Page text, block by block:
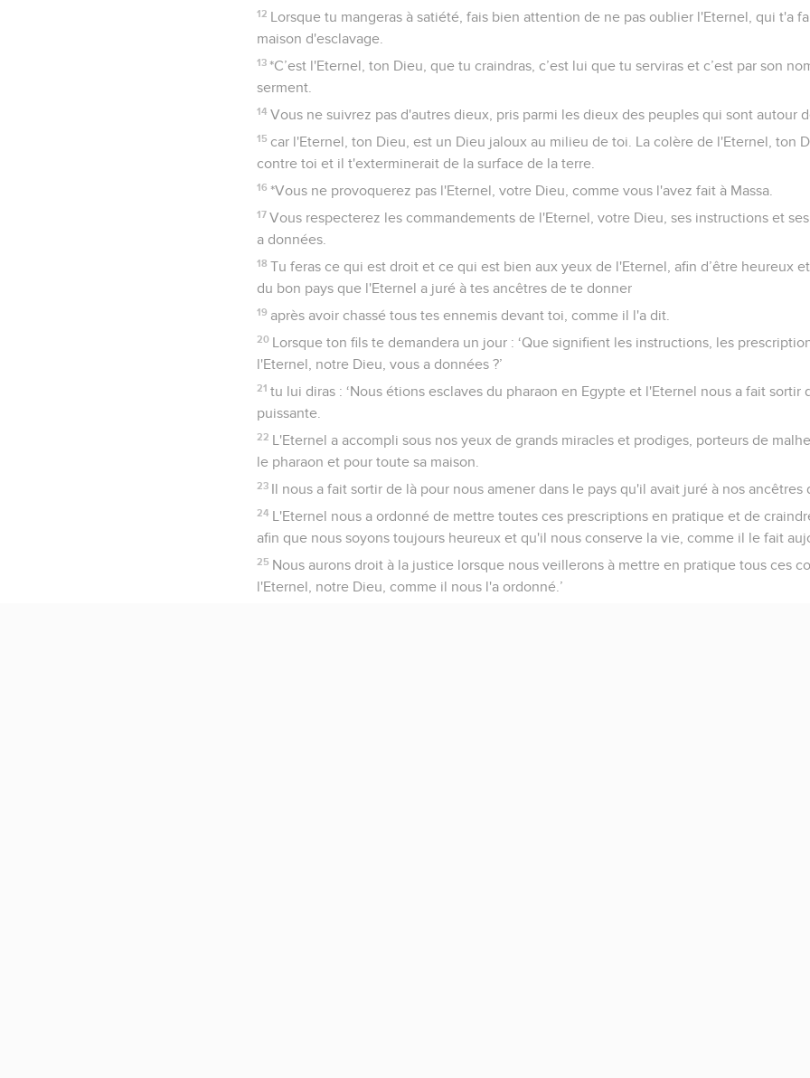
12
Lorsque tu mangeras à satiété, fais bien attention de ne pas oublier l'Eternel, qui t'a
maison d'esclavage.
13 *C’est l'Eternel, ton Dieu, que tu craindras, c’est lui que tu serviras et c’est par son
serment.
14 Vous ne suivrez pas d'autres dieux, pris parmi les dieux des peuples qui sont autour
15 car l'Eternel, ton Dieu, est un Dieu jaloux au milieu de toi. La colère de l'Eternel, ton
contre toi et il t'exterminerait de la surface de la terre.
16 *Vous ne provoquerez pas l'Eternel, votre Dieu, comme vous l'avez fait à Massa.
17 Vous respecterez les commandements de l'Eternel, votre Dieu, ses instructions et
a données.
18 Tu feras ce qui est droit et ce qui est bien aux yeux de l'Eternel, afin d’être heureux
du bon pays que l'Eternel a juré à tes ancêtres de te donner
19 après avoir chassé tous tes ennemis devant toi, comme il l'a dit.
20
Lorsque ton fils te demandera un jour : ‘Que signifient les instructions, les
l'Eternel, notre Dieu, vous a données ?’
21 tu lui diras : ‘Nous étions esclaves du pharaon en Egypte et l'Eternel nous a fait sortir
puissante.
22
L'Eternel a accompli sous nos yeux de grands miracles et prodiges, porteurs de
le pharaon et pour toute sa maison.
23 Il nous a fait sortir de là pour nous amener dans le pays qu'il avait juré à nos ancêtres
24
L'Eternel nous a ordonné de mettre toutes ces prescriptions en pratique et de
afin que nous soyons toujours heureux et qu'il nous conserve la vie, comme il le fait
25 Nous aurons droit à la justice lorsque nous veillerons à mettre en pratique tous ces
l'Eternel, notre Dieu, comme il nous l'a ordonné.’